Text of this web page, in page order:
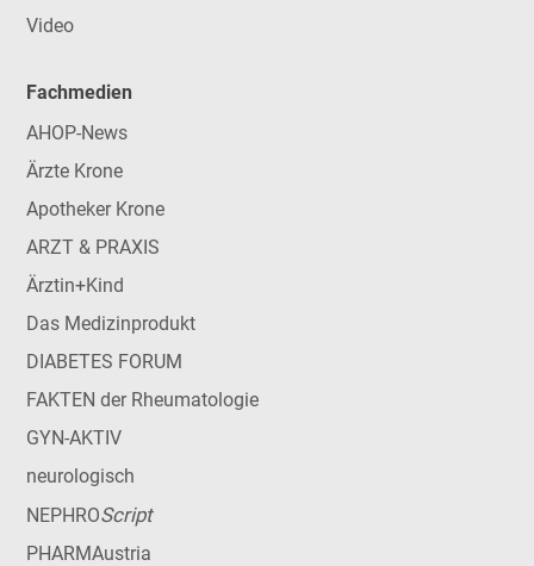
Video
Fachmedien
AHOP-News
Ärzte Krone
Apotheker Krone
ARZT & PRAXIS
Ärztin+Kind
Das Medizinprodukt
DIABETES FORUM
FAKTEN der Rheumatologie
GYN-AKTIV
neurologisch
NEPHROScript
PHARMAustria